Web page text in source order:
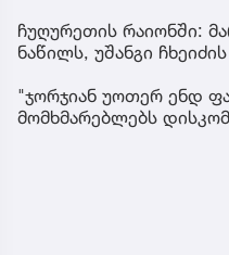
ჩუღურეთის რაიონში:
ნაწილს, უშანგი ჩხეიძის
"ჯორჯიან უოთერ ენდ
მომხმარებლებს